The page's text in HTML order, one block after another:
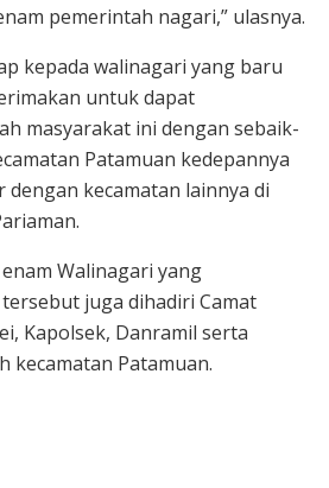
pemerintah nagari,” ulasnya.
kepada walinagari yang baru
untuk dapat
masyarakat ini dengan sebaik-
Patamuan kedepannya
dengan kecamatan lainnya di
Walinagari yang
juga dihadiri Camat
Kapolsek, Danramil serta
kecamatan Patamuan.